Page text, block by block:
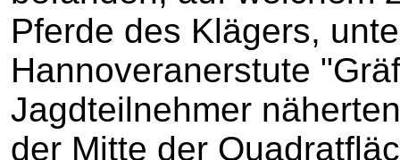
Pferde des Klägers,
Hannoveranerstute
Jagdteilnehmer
der Mitte der